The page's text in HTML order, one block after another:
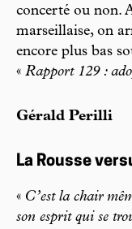
concerté ou non.
marseillaise, on
encore plus bas
« Rapport 129 :
Gérald Perilli
La Rousse
« C’est la chair
son esprit qui se